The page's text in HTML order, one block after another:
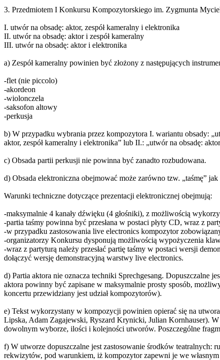
3. Przedmiotem I Konkursu Kompozytorskiego im. Zygmunta
I. utwór na obsadę: aktor, zespół kameralny i elektronika
II. utwór na obsadę: aktor i zespół kameralny
III. utwór na obsadę: aktor i elektronika
a) Zespół kameralny powinien być złożony z następujących
-flet (nie piccolo)
-akordeon
-wiolonczela
-saksofon altowy
-perkusja
b) W przypadku wybrania przez kompozytora I. wariantu obsady:
aktor, zespół kameralny i elektronika” lub II.: „utwór na obsadę:
c) Obsada partii perkusji nie powinna być zanadto rozbudowana.
d) Obsada elektroniczna obejmować może zarówno tzw. „taśmę”
Warunki techniczne dotyczące prezentacji elektronicznej obejmują:
-maksymalnie 4 kanały dźwięku (4 głośniki), z możliwością
-partia taśmy powinna być przesłana w postaci płyty CD, wraz z
-w przypadku zastosowania live electronics kompozytor
-organizatorzy Konkursu dysponują możliwością wypożyczenia
-wraz z partyturą należy przesłać partię taśmy w postaci wersji
dołączyć wersję demonstracyjną warstwy live electronics.
d) Partia aktora nie oznacza techniki Sprechgesang. Dopuszczalne
aktora powinny być zapisane w maksymalnie prosty sposób,
koncertu przewidziany jest udział kompozytorów).
e) Tekst wykorzystany w kompozycji powinien opierać się na
Lipska, Adam Zagajewski, Ryszard Krynicki, Julian Kornhauser).
dowolnym wyborze, ilości i kolejności utworów. Poszczególne
f) W utworze dopuszczalne jest zastosowanie środków teatralnych:
rekwizytów, pod warunkiem, iż kompozytor zapewni je we własnym